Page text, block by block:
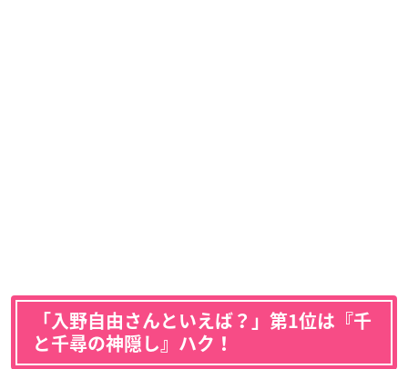
「入野自由さんといえば？」第1位は『千
と千尋の神隠し』ハク！